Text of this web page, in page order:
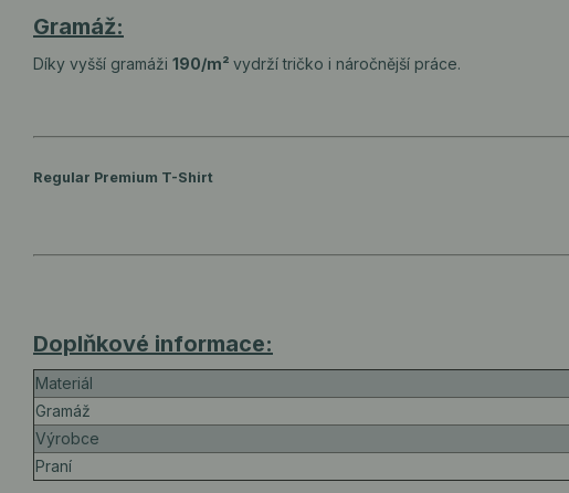
Gramáž:
Díky vyšší gramáži 190/m² vydrží tričko i náročnější práce.
Regular Premium T-Shirt
Doplňkové informace:
Materiál
Gramáž
Výrobce
Praní